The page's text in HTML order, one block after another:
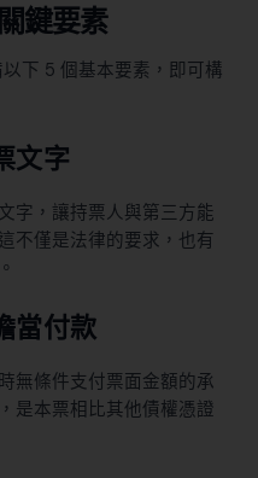
鍵要素
下 5 個基本要素，即可構
文字
字，讓持票人與第三方能
不僅是法律的要求，也有
當付款
無條件支付票面金額的承
是本票相比其他債權憑證